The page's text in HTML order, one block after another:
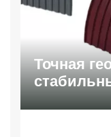
Точная